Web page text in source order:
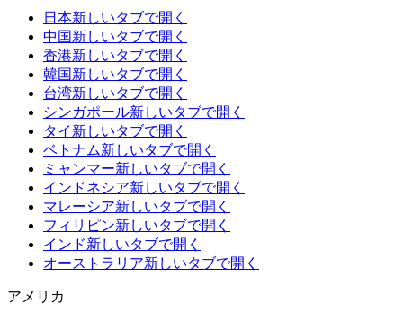
日本新しいタブで開く
中国新しいタブで開く
香港新しいタブで開く
韓国新しいタブで開く
台湾新しいタブで開く
シンガポール新しいタブで開く
タイ 新しいタブで開く
ベトナム新しいタブで開く
ミャンマー新しいタブで開く
インドネシア新しいタブで開く
マレーシア新しいタブで開く
フィリピン新しいタブで開く
インド新しいタブで開く
オーストラリア新しいタブで開く
アメリカ